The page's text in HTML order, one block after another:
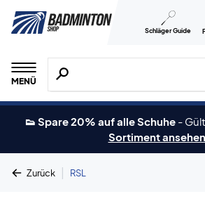
Schläger Guide
MENÜ
Suche nach Produkten,
👟 Spare 20% auf alle Schuhe -
Sortiment ansehen
Zurück | RSL